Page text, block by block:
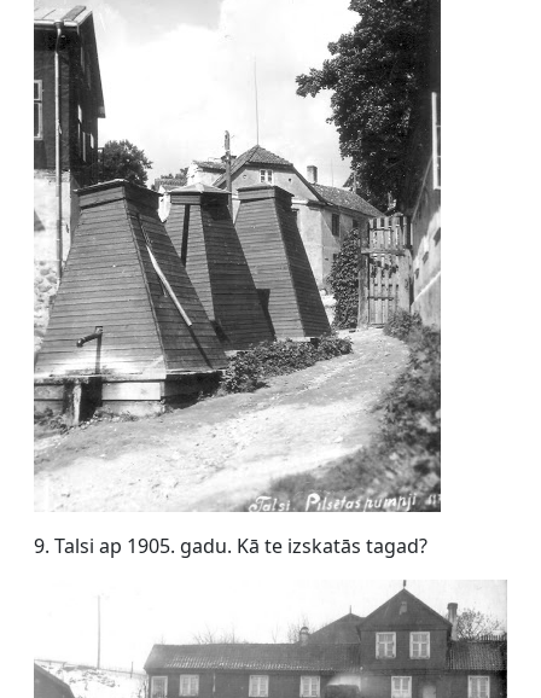
9. Talsi ap 1905. gadu. Kā te izskatās tagad?